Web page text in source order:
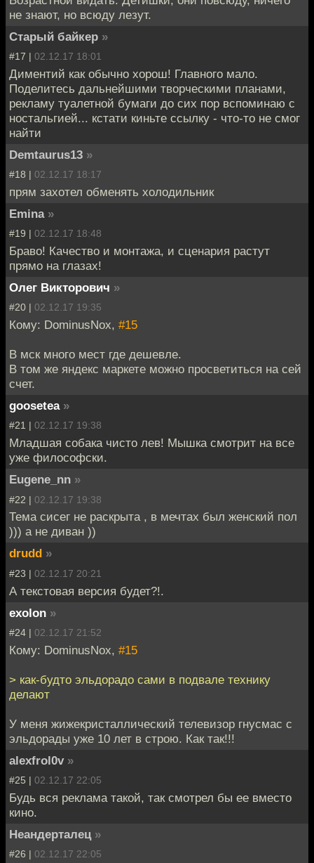
не знают, но всюду лезут.
Старый байкер »
#17 | 02.12.17 18:01
Диментий как обычно хорош! Главного мало.
Поделитесь дальнейшими творческими планами,
рекламу туалетной бумаги до сих пор вспоминаю с
ностальгией... кстати киньте ссылку - что-то не смог
найти
Demtaurus13 »
#18 | 02.12.17 18:17
прям захотел обменять холодильник
Emina »
#19 | 02.12.17 18:48
Браво! Качество и монтажа, и сценария растут
прямо на глазах!
Олег Викторович »
#20 | 02.12.17 19:35
Кому: DominusNox, #15
В мск много мест где дешевле.
В том же яндекс маркете можно просветиться на сей
счет.
goosetea »
#21 | 02.12.17 19:38
Младшая собака чисто лев! Мышка смотрит на все
уже философски.
Eugene_nn »
#22 | 02.12.17 19:38
Тема сисег не раскрыта , в мечтах был женский пол
))) а не диван ))
drudd »
#23 | 02.12.17 20:21
А текстовая версия будет?!.
exolon »
#24 | 02.12.17 21:52
Кому: DominusNox, #15
> как-будто эльдорадо сами в подвале технику
делают
У меня жижекристаллический телевизор гнусмас с
эльдорады уже 10 лет в строю. Как так!!!
alexfrol0v »
#25 | 02.12.17 22:05
Будь вся реклама такой, так смотрел бы ее вместо
кино.
Неандерталец »
#26 | 02.12.17 22:05